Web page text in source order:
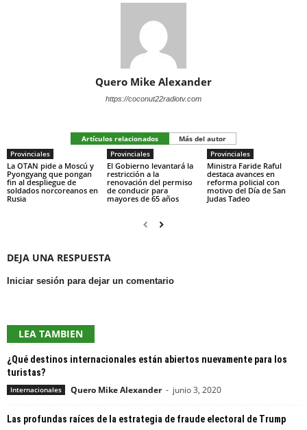
Quero Mike Alexander
https://coconut22radiotv.com
Artículos relacionados
Más del autor
Provinciales
La OTAN pide a Moscú y
Pyongyang que pongan
fin al despliegue de
soldados norcoreanos en
Rusia
Provinciales
El Gobierno levantará la
restricción a la
renovación del permiso
de conducir para
mayores de 65 años
Provinciales
Ministra Faride Raful
destaca avances en
reforma policial con
motivo del Día de San
Judas Tadeo
DEJA UNA RESPUESTA
Iniciar sesión para dejar un comentario
LEA TAMBIEN
¿Qué destinos internacionales están abiertos nuevamente para los
turistas?
Internacionales Quero Mike Alexander - junio 3, 2020
Las profundas raíces de la estrategia de fraude electoral de Trump